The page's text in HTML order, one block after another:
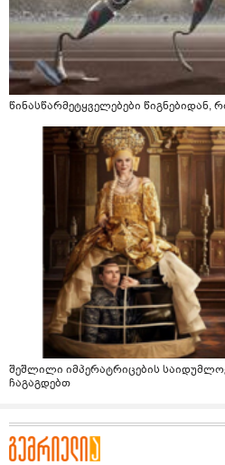
წინასწარმეტყველებები
შეშლილი იმპერატრიცების
ჩაგაგდებთ